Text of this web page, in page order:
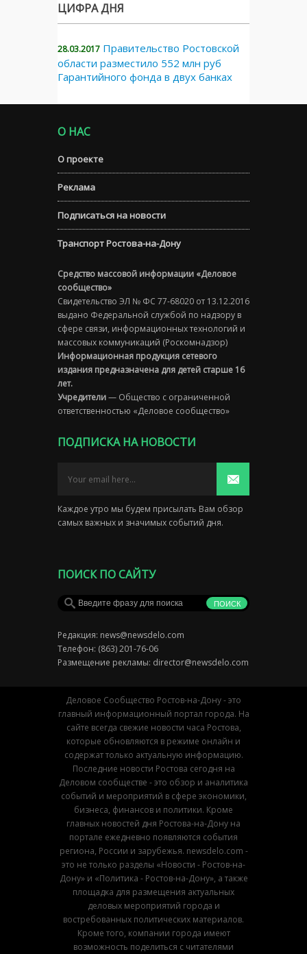
ЦИФРА ДНЯ
28.03.2017 Правительство Ростовской
области разместило 552 млн руб
Гарантийного фонда в двух банках
О НАС
О проекте
Реклама
Подписаться на новости
Транспорт Ростова-на-Дону
Средство массовой информации «Деловое
сообщество»
Свидетельство ЭЛ № ФС 77-68020 от 13.12.2016
выдано Федеральной службой по надзору в
сфере связи, информационных технологий и
массовых коммуникаций (Роскомнадзор)
Информационная продукция сетевого
издания предназначена для детей старше 16
лет.
Учредители— Общество с ограниченной
ответственностью «Деловое сообщество»
ПОДПИСКА НА НОВОСТИ
Каждое утро мы будем присылать Вам обзор
самых важных и значимых событий дня.
ПОИСК ПО САЙТУ
Редакция: news@newsdelo.com
Телефон: (863) 201-76-06
Размещение рекламы: director@newsdelo.com
Деловое Сообщество Ростов-на-Дону - это
главный информационный портал города. На
сайте всегда свежие новости часа Ростова,
которые обновляются в режиме онлайн и
содержат только актуальную информацию.
Последние новости Ростова сегодня на
Деловом сообществе - это обзор и аналитика
событий и мероприятий в сфере экономики,
бизнеса, финансов и политики. Кроме
главных новостей дня Ростова-на-Дону на
портале ежедневно появляются события
региона, России и зарубежья. newsdelo.com -
это не только разделы «Новости - Ростов-на-
Дону» и «Политика - Ростов-на-Дону», а также
площадка для размещения актуальных
деловых мероприятий города и
востребованных политических материалов.
Кроме того, компании города имеют
возможность поделиться с читателями